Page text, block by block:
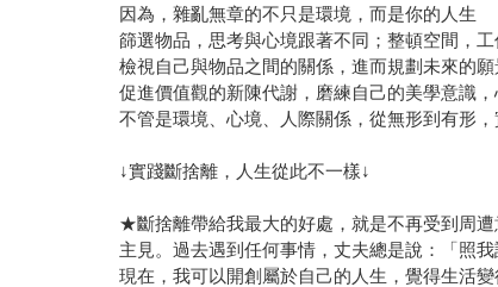
因為，雜亂無章的不只是環境，而是你的人生
篩選物品，思考與心境跟著不同；整頓空間，工
檢視自己與物品之間的關係，進而規劃未來的願
促進價值觀的新陳代謝，磨練自己的美學意識
不管是環境、心境、人際關係，從無形到有形
↓實踐斷捨離，人生從此不一樣↓
★斷捨離帶給我最大的好處，就是不再受到周
主見。過去遇到任何事情，丈夫總是說：「照
現在，我可以開創屬於自己的人生，覺得生活